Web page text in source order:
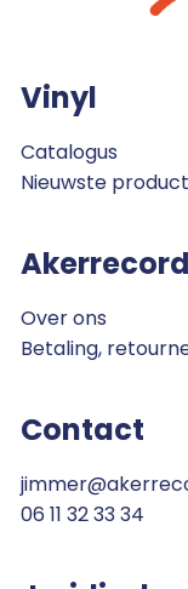
Vinyl
Catalogus
Nieuwste
Over ons
Betaling,
Contact
06 11 32 33 34